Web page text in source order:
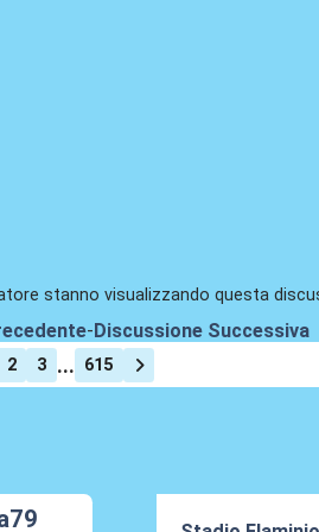
stanno visualizzando questa
- Discussione Successiva
2 3 ... 615